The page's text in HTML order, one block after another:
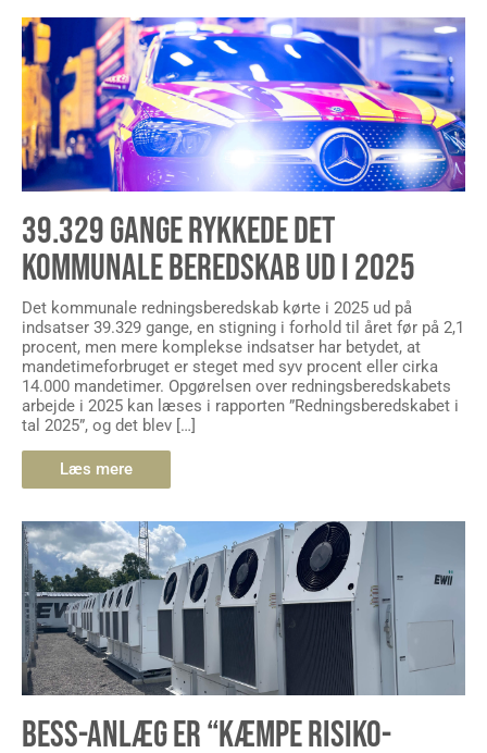
39.329 GANGE RYKKEDE DET
KOMMUNALE BEREDSKAB UD I 2025
Det kommunale redningsberedskab kørte i 2025 ud på
indsatser 39.329 gange, en stigning i forhold til året før på 2,1
procent, men mere komplekse indsatser har betydet, at
mandetimeforbruget er steget med syv procent eller cirka
14.000 mandetimer. Opgørelsen over redningsberedskabets
arbejde i 2025 kan læses i rapporten ”Redningsberedskabet i
tal 2025”, og det blev […]
Læs mere
BESS-ANLÆG ER “KÆMPE RISIKO-